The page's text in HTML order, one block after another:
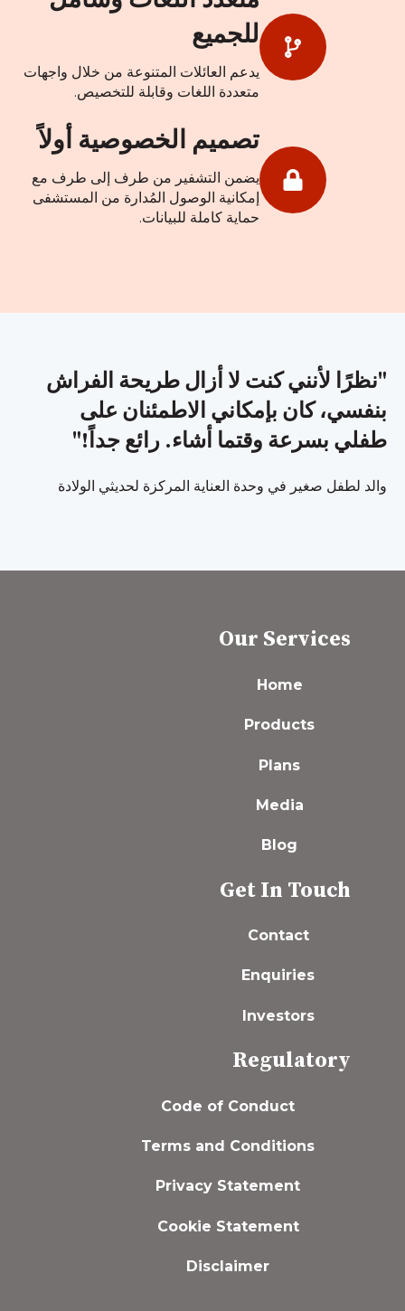
للجميع
يدعم العائلات المتنوعة من خلال واجهات
متعددة اللغات وقابلة للتخصيص.
تصميم الخصوصية أولاً
يضمن التشفير من طرف إلى طرف مع
إمكانية الوصول المُدارة من المستشفى
حماية كاملة للبيانات.
"نظرًا لأنني كنت لا أزال طريحة الفراش
بنفسي، كان بإمكاني الاطمئنان على
طفلي بسرعة وقتما أشاء. رائع جداً!"
والد لطفل صغير في وحدة العناية المركزة لحديثي الولادة
Our Services
Home
Products
Plans
Media
Blog
Get In Touch
Contact
Enquiries
Investors
Regulatory
Code of Conduct
Terms and Conditions
Privacy Statement
Cookie Statement
Disclaimer